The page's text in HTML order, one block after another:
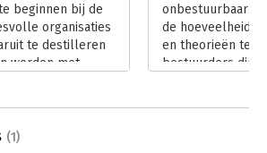
beginnen bij de
organisaties
te destilleren
worden met
meer dan de
onbestuurbaar.
de hoeveelheid
en theorieën te
bestuurders die
(1)